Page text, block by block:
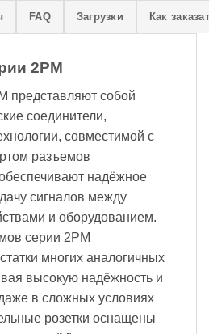
FAQ Загрузки Как
2PM
представляют собой
соединители,
совместимой с
разъемов
надёжное
сигналов между
и оборудованием.
серии 2PM
многих аналогичных
высокую надёжность и
в сложных условиях
розетки оснащены